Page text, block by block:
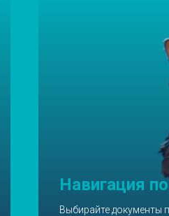
Навигация
Выбирайте документы